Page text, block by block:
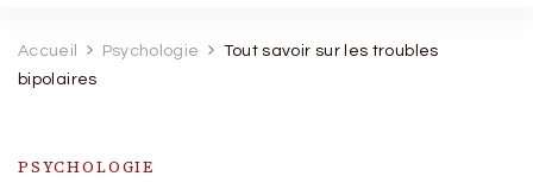
Accueil Psychologie
Tout savoir sur les troubles
bipolaires
PSYCHOLOGIE